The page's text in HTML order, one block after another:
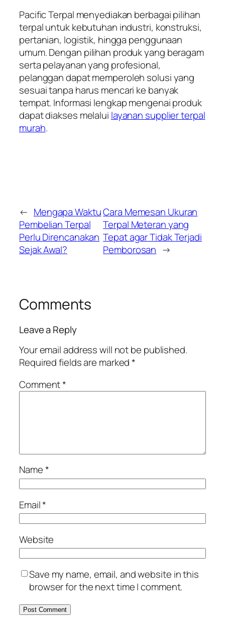
Pacific Terpal menyediakan berbagai pilihan
terpal untuk kebutuhan industri, konstruksi,
pertanian, logistik, hingga penggunaan
umum. Dengan pilihan produk yang beragam
serta pelayanan yang profesional,
pelanggan dapat memperoleh solusi yang
sesuai tanpa harus mencari ke banyak
tempat. Informasi lengkap mengenai produk
dapat diakses melalui layanan supplier terpal
murah.
← Mengapa Waktu
Pembelian Terpal
Perlu Direncanakan
Sejak Awal?
Cara Memesan Ukuran
Terpal Meteran yang
Tepat agar Tidak Terjadi
Pemborosan →
Comments
Leave a Reply
Your email address will not be published.
Required fields are marked*
Comment*
Name*
Email*
Website
Save my name, email, and website in this
browser for the next time I comment.